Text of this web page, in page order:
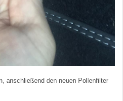
anschließend den neuen Pollenfilter